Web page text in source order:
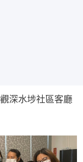
深水埗社區客廳